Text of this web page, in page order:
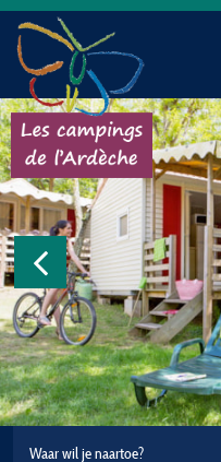
Waar wil je naartoe?